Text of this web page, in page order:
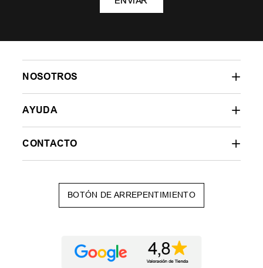
NOSOTROS
AYUDA
CONTACTO
BOTÓN DE ARREPENTIMIENTO